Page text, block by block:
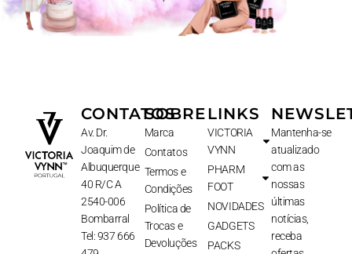
CONTATOS
Av. Dr.
Joaquim de
Albuquerque
40 R/C A
2540-006
Bombarral
Tel: 937 666
SOBRE
Marca
Contatos
Termos e
Condições
Política de
Trocas e
Devoluções
LINKS
VICTORIA
VYNN
PHARM
FOOT
NOVIDADES
GADGETS
PACKS
Mantenha-se
atualizado
com as
nossas
últimas
notícias,
receba